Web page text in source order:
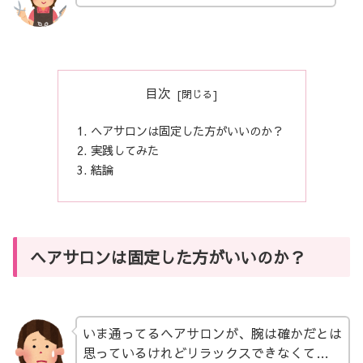
目次
ヘアサロンは固定した方がいいのか？
実践してみた
結論
ヘアサロンは固定した方がいいのか？
いま通ってるヘアサロンが、腕は確かだとは
思っているけれどリラックスできなくて…